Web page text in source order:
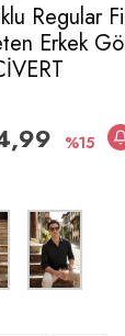
Regular
Erkek
15